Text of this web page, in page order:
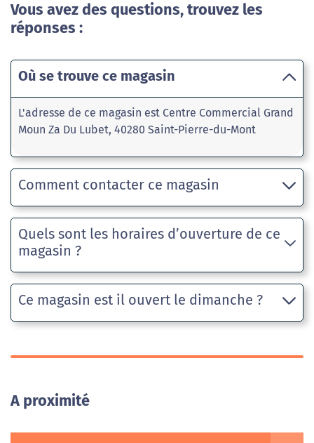
Vous avez des questions, trouvez les
réponses :
Où se trouve ce magasin
L'adresse de ce magasin est Centre Commercial Grand
Moun Za Du Lubet, 40280 Saint-Pierre-du-Mont
Comment contacter ce magasin
Quels sont les horaires d’ouverture de ce
magasin ?
Ce magasin est il ouvert le dimanche ?
A proximité